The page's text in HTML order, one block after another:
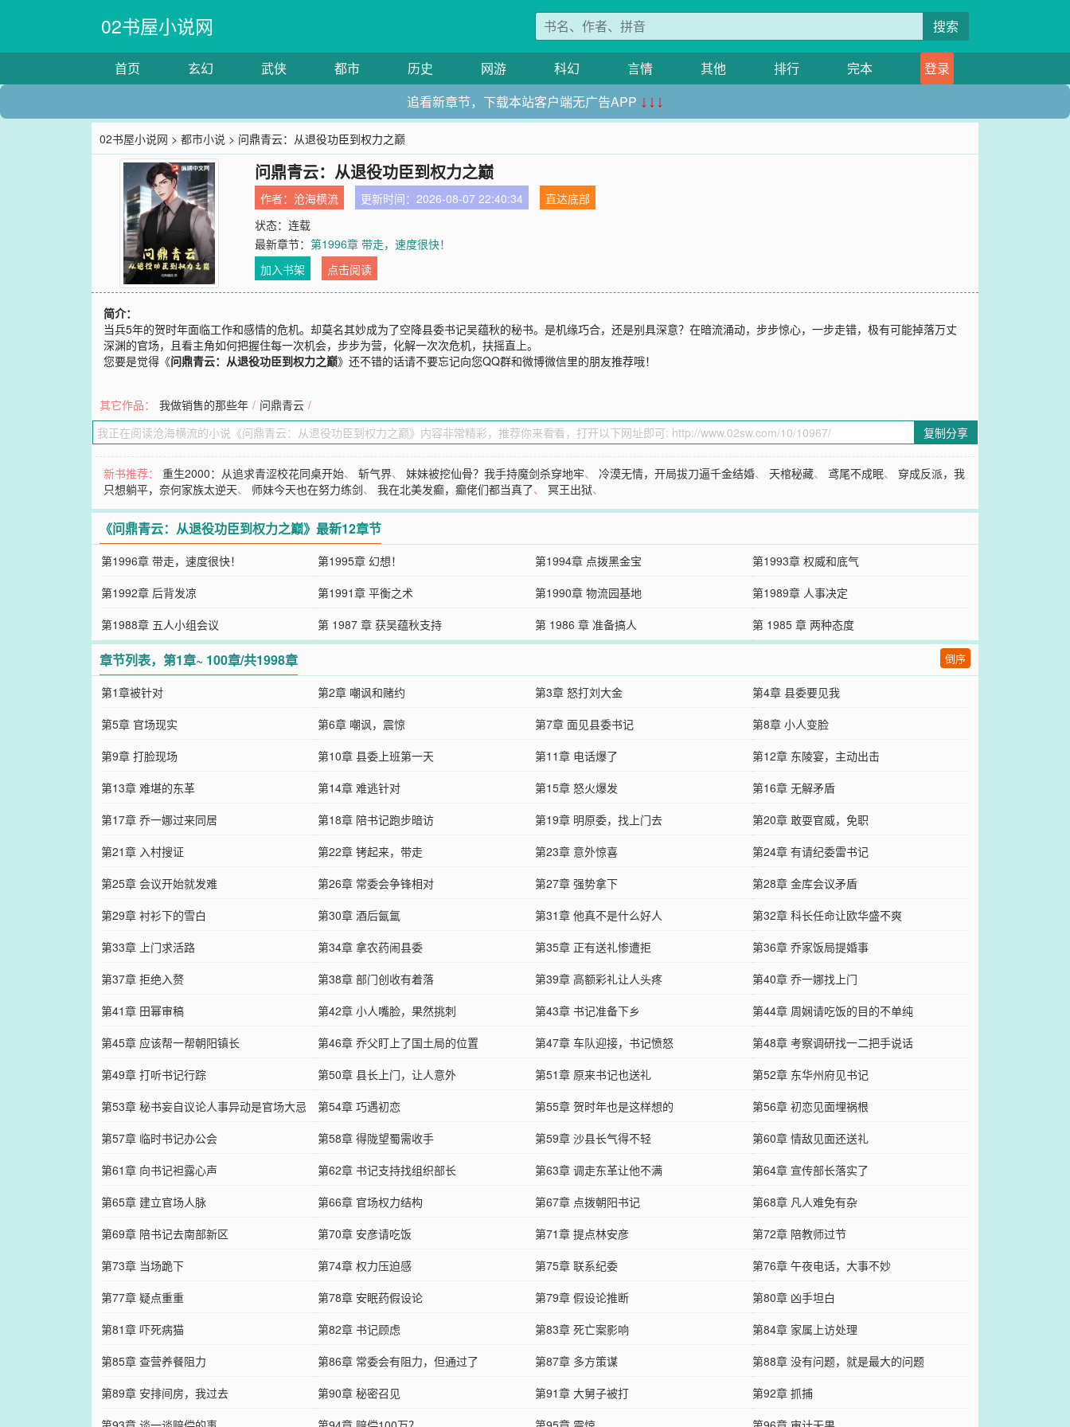
02书屋小说网 搜索
首页 玄幻 武侠 都市 历史 网游 科幻 言情 其他 排行 完本
登录
追看新章节，下载本站客户端无广告APP ↓↓↓
02书屋小说网 >都市小说 > 问鼎青云：从退役功臣到权力之巅
问鼎青云：从退役功臣到权力之巅
作者：沧海横流 更新时间：2026-08-07 22:40:34
直达底部
状态：连载
最新章节：第1996章 带走，速度很快！
加入书架
点击阅读
简介：
当兵5年的贺时年面临工作和感情的危机。却莫名其妙成为了空降县委书记吴蕴秋的秘书。是机缘巧合，还是别具深意？在暗流涌动，步步惊心，一步走错，极有可能掉落万丈
深渊的官场，且看主角如何把握住每一次机会，步步为营，化解一次次危机，扶摇直上。
您要是觉得《问鼎青云：从退役功臣到权力之巅》还不错的话请不要忘记向您QQ群和微博微信里的朋友推荐哦！
其它作品： 我做销售的那些年 / 问鼎青云 /
复制分享
新书推荐：重生2000：从追求青涩校花同桌开始、斩气界、妹妹被挖仙骨？我手持魔剑杀穿地牢、 冷漠无情，开局拔刀逼千金结婚、 天棺秘藏、鸢尾不成眠、 穿成反派，我
只想躺平，奈何家族太逆天、 师妹今天也在努力练剑、我在北美发癫，癫佬们都当真了、冥王出狱、
《问鼎青云：从退役功臣到权力之巅》最新12章节
第1996章 带走，速度很快！ 第1995章 幻想！ 第1994章 点拨黑金宝
第1993章 权威和底气
第1992章 后背发凉
第1991章 平衡之术 第1990章 物流园基地
第1989章 人事决定
第1988章 五人小组会议
第 1987 章 获吴蕴秋支持 第 1986 章 准备搞人 第 1985 章 两种态度
章节列表，第1章~ 100章/共1998章 倒序
第1章被针对 第2章 嘲讽和赌约 第3章 怒打刘大金
第4章 县委要见我
第5章 官场现实
第6章 嘲讽，震惊 第7章 面见县委书记
第8章 小人变脸
第9章 打脸现场
第10章 县委上班第一天 第11章 电话爆了
第12章 东陵宴，主动出击
第13章 难堪的东革
第14章 难逃针对 第15章 怒火爆发
第16章 无解矛盾
第17章 乔一娜过来同居
第18章 陪书记跑步暗访 第19章 明原委，找上门去
第20章 敢耍官威，免职
第21章 入村搜证
第22章 铐起来，带走 第23章 意外惊喜
第24章 有请纪委雷书记
第25章 会议开始就发难
第26章 常委会争锋相对 第27章 强势拿下
第28章 金库会议矛盾
第29章 衬衫下的雪白
第30章 酒后氤氲 第31章 他真不是什么好人
第32章 科长任命让欧华盛不爽
第33章 上门求活路
第34章 拿农药闹县委 第35章 正有送礼惨遭拒
第36章 乔家饭局提婚事
第37章 拒绝入赘
第38章 部门创收有着落 第39章 高额彩礼让人头疼
第40章 乔一娜找上门
第41章 田幂审稿
第42章 小人嘴脸，果然挑刺 第43章 书记准备下乡
第44章 周娴请吃饭的目的不单纯
第45章 应该帮一帮朝阳镇长
第46章 乔父盯上了国土局的位置 第47章 车队迎接，书记愤怒
第48章 考察调研找一二把手说话
第49章 打听书记行踪
第50章 县长上门，让人意外 第51章 原来书记也送礼
第52章 东华州府见书记
第53章 秘书妄自议论人事异动是官场大忌
第54章 巧遇初恋 第55章 贺时年也是这样想的
第56章 初恋见面埋祸根
第57章 临时书记办公会
第58章 得陇望蜀需收手 第59章 沙县长气得不轻
第60章 情敌见面还送礼
第61章 向书记袒露心声
第62章 书记支持找组织部长 第63章 调走东革让他不满
第64章 宣传部长落实了
第65章 建立官场人脉
第66章 官场权力结构 第67章 点拨朝阳书记
第68章 凡人难免有杂
第69章 陪书记去南部新区
第70章 安彦请吃饭 第71章 提点林安彦
第72章 陪教师过节
第73章 当场跪下
第74章 权力压迫感 第75章 联系纪委
第76章 午夜电话，大事不妙
第77章 疑点重重
第78章 安眠药假设论 第79章 假设论推断
第80章 凶手坦白
第81章 吓死病猫
第82章 书记顾虑 第83章 死亡案影响
第84章 家属上访处理
第85章 查营养餐阻力
第86章 常委会有阻力，但通过了 第87章 多方策谋
第88章 没有问题，就是最大的问题
第89章 安排间房，我过去
第90章 秘密召见 第91章 大舅子被打
第92章 抓捕